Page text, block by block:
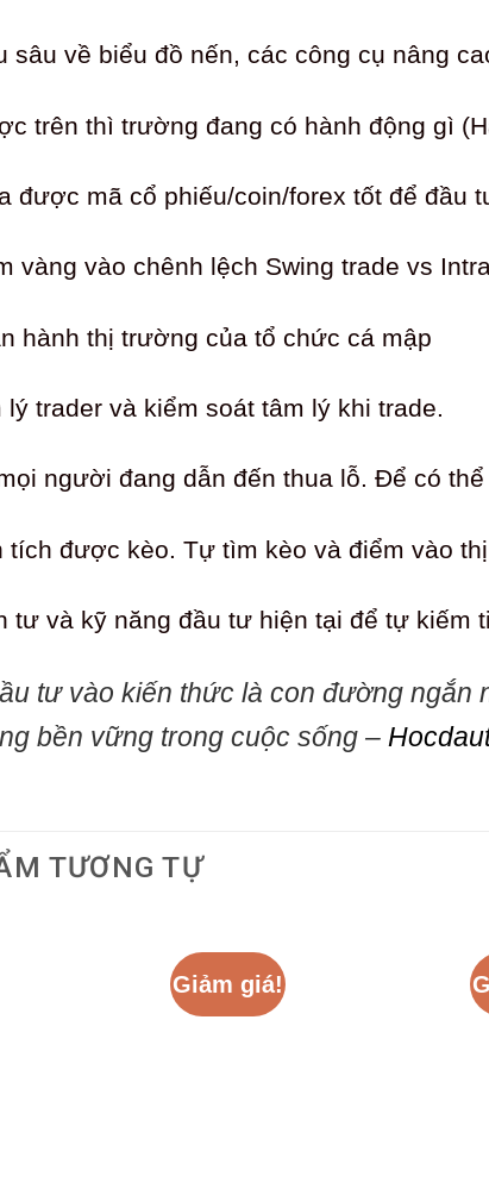
sâu về biểu đồ nến, các công cụ nâng
trên thì trường đang có hành động gì
được mã cổ phiếu/coin/forex tốt để đầu
vàng vào chênh lệch Swing trade vs
hành thị trường của tổ chức cá mập
lý trader và kiểm soát tâm lý khi trade.
người đang dẫn đến thua lỗ. Để có
tích được kèo. Tự tìm kèo và điểm vào
tư và kỹ năng đầu tư hiện tại để tự kiếm
tư vào kiến thức là con đường ngắn
bền vững trong cuộc sống –
TƯƠNG TỰ
Giảm giá!